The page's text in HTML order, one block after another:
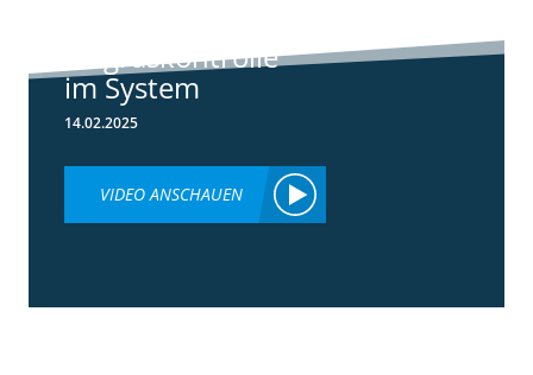
Ungraskontrolle
im System
14.02.2025
VIDEO ANSCHAUEN